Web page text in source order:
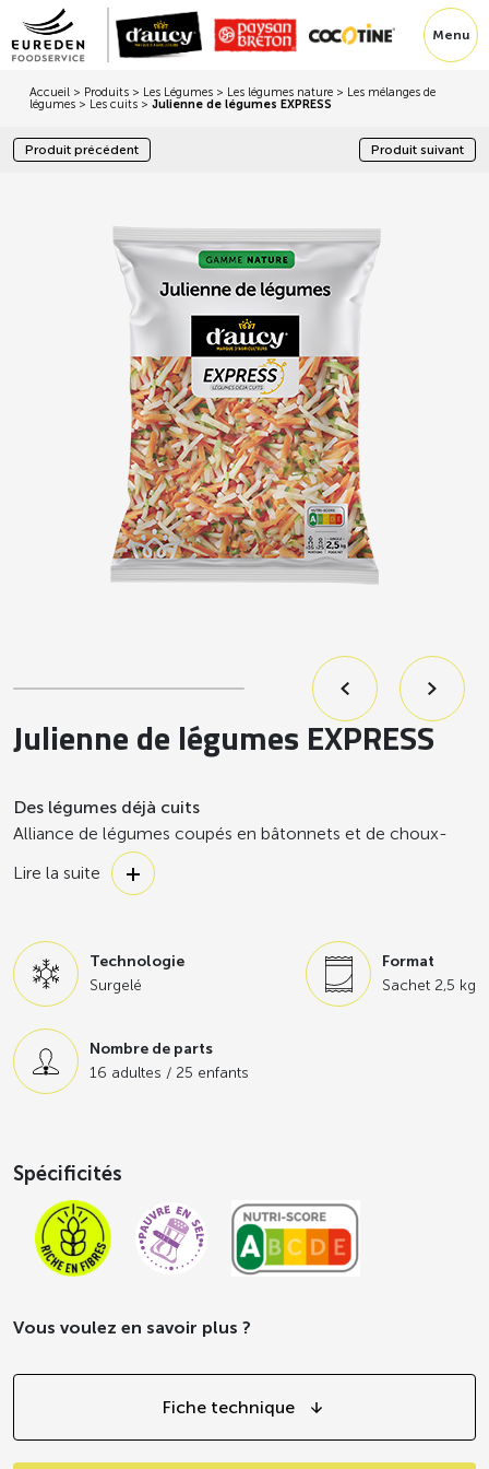
Menu
Accueil > Produits > Les Légumes > Les légumes nature > Les mélanges de
légumes > Les cuits > Julienne de légumes EXPRESS
Produit précédent Produit suivant
Julienne de légumes EXPRESS
Des légumes déjà cuits
Alliance de légumes coupés en bâtonnets et de choux-
fleurs en fleurettes pour de nouvelles saveurs !
Lire la suite
Technologie
Surgelé
Format
Sachet 2,5 kg
Nombre de parts
16 adultes / 25 enfants
Spécificités
Vous voulez en savoir plus ?
Fiche technique